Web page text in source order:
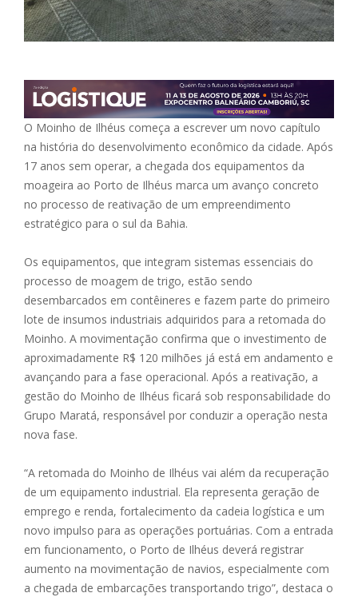
O Moinho de Ilhéus começa a escrever um novo capítulo
na história do desenvolvimento econômico da cidade. Após
17 anos sem operar, a chegada dos equipamentos da
moageira ao Porto de Ilhéus marca um avanço concreto
no processo de reativação de um empreendimento
estratégico para o sul da Bahia.
Os equipamentos, que integram sistemas essenciais do
processo de moagem de trigo, estão sendo
desembarcados em contêineres e fazem parte do primeiro
lote de insumos industriais adquiridos para a retomada do
Moinho. A movimentação confirma que o investimento de
aproximadamente R$ 120 milhões já está em andamento e
avançando para a fase operacional. Após a reativação, a
gestão do Moinho de Ilhéus ficará sob responsabilidade do
Grupo Maratá, responsável por conduzir a operação nesta
nova fase.
“A retomada do Moinho de Ilhéus vai além da recuperação
de um equipamento industrial. Ela representa geração de
emprego e renda, fortalecimento da cadeia logística e um
novo impulso para as operações portuárias. Com a entrada
em funcionamento, o Porto de Ilhéus deverá registrar
aumento na movimentação de navios, especialmente com
a chegada de embarcações transportando trigo”, destaca o